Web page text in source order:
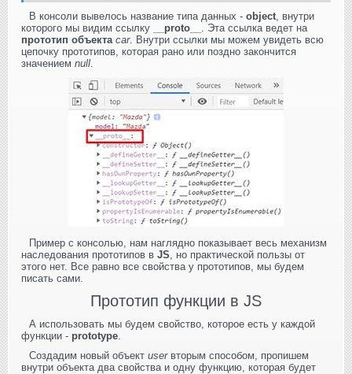
В консоли вывелось название типа данных - object , внутри
которого мы видим ссылку
__proto__
. Эта ссылка ведет на
прототип объекта car. Внутри ссылки мы можем увидеть всю
цепочку прототипов, которая рано или поздно закончится
значением null
Пример с консолью, нам наглядно показывает весь механизм
наследования прототипов в JS , но практической пользы от
этого нет. Все равно все свойства у прототипов, мы будем
писать сами.
Прототип функции в JS
А использовать мы будем свойство, которое есть у каждой
функции - prototype
Создадим новый объект userвторым способом, пропишем
внутри объекта два свойства и одну функцию, которая будет